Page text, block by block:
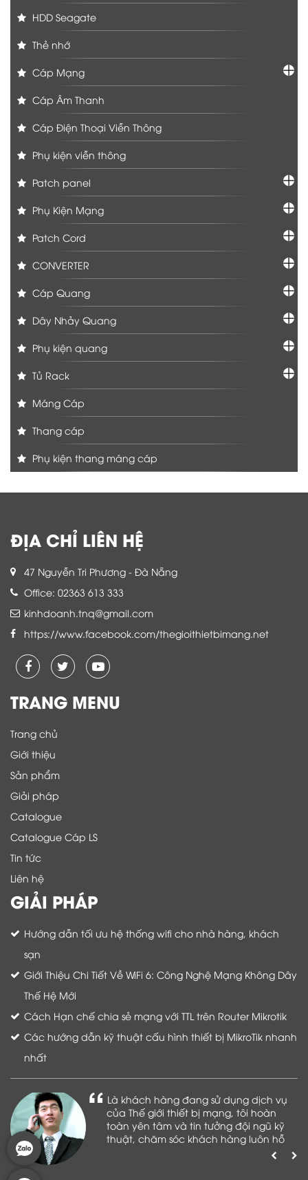
HDD Seagate
Thẻ nhớ
Cáp Mạng
Cáp Âm Thanh
Cáp Điện Thoại Viễn Thông
Phụ kiện viễn thông
Patch panel
Phụ Kiện Mạng
Patch Cord
CONVERTER
Cáp Quang
Dây Nhảy Quang
Phụ kiện quang
Tủ Rack
Máng Cáp
Thang cáp
Phụ kiện thang máng cáp
ĐỊA CHỈ LIÊN HỆ
47 Nguyễn Tri Phương - Đà Nẵng
Office: 02363 613 333
kinhdoanh.tnq@gmail.com
https://www.facebook.com/thegioithietbimang.net
TRANG MENU
Trang chủ
Giới thiệu
Sản phẩm
Giải pháp
Catalogue
Catalogue Cáp LS
Tin tức
Liên hệ
GIẢI PHÁP
Hướng dẫn tối ưu hệ thống wifi cho nhà hàng, khách
sạn
Giới Thiệu Chi Tiết Về WiFi 6: Công Nghệ Mạng Không Dây
Thế Hệ Mới
Cách Hạn chế chia sẻ mạng với TTL trên Router Mikrotik
Các hướng dẫn kỹ thuật cấu hình thiết bị MikroTik nhanh
nhất
Là khách hàng đang sử dụng dịch vụ
của Thế giới thiết bị mạng, tôi hoàn
toàn yên tâm và tin tưởng đội ngũ kỹ
thuật, chăm sóc khách hàng luôn hỗ